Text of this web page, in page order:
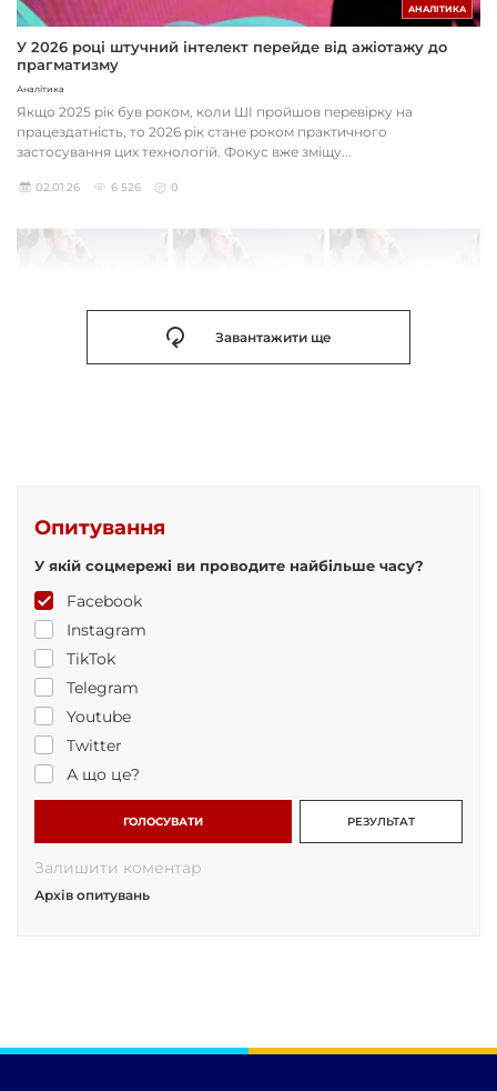
АНАЛІТИКА
У 2026 році штучний інтелект перейде від ажіотажу до
прагматизму
Аналітика
Якщо 2025 рік був роком, коли ШІ пройшов перевірку на
працездатність, то 2026 рік стане роком практичного
застосування цих технологій. Фокус вже зміщу...
02.01.26 6 526 0
Завантажити ще
Опитування
У якій соцмережі ви проводите найбільше часу?
Facebook
Instagram
TikTok
Telegram
Youtube
Twitter
А що це?
ГОЛОСУВАТИ РЕЗУЛЬТАТ
Залишити коментар
Архів опитувань